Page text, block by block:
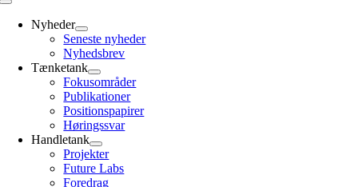
Toggle
NavigationNyheder
Seneste nyheder
Nyhedsbrev
Tænketank
Fokusområder
Publikationer
Positionspapirer
Høringssvar
Handletank
Projekter
Future Labs
Foredrag